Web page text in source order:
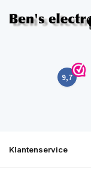
9,7
Klantenservice